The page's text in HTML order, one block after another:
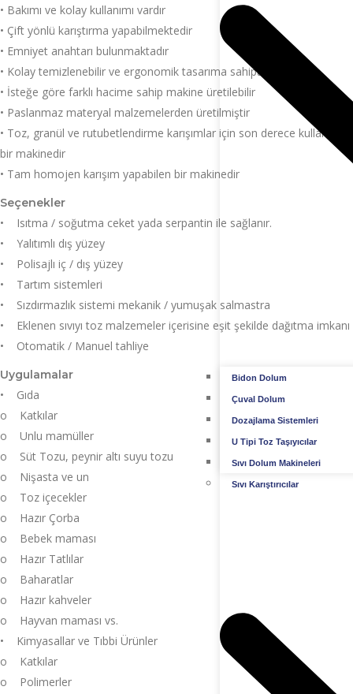
Bidon Dolum
Çuval Dolum
Dozajlama Sistemleri
U Tipi Toz Taşıyıcılar
Sıvı Dolum Makineleri
Sıvı Karıştırıcılar
• Bakımı ve kolay kullanımı vardır
• Çift yönlü karıştırma yapabilmektedir
• Emniyet anahtarı bulunmaktadır
• Kolay temizlenebilir ve ergonomik tasarıma sahiptir
• İsteğe göre farklı hacime sahip makine üretilebilir
• Paslanmaz materyal malzemelerden üretilmiştir
• Toz, granül ve rutubetlendirme karışımlar için son derece kullanışlı
bir makinedir
• Tam homojen karışım yapabilen bir makinedir
Seçenekler
• Isıtma / soğutma ceket yada serpantin ile sağlanır.
• Yalıtımlı dış yüzey
• Polisajlı iç / dış yüzey
• Tartım sistemleri
• Sızdırmazlık sistemi mekanik / yumuşak salmastra
• Eklenen sıvıyı toz malzemeler içerisine eşit şekilde dağıtma imkanı
• Otomatik / Manuel tahliye
Uygulamalar
• Gıda
o Katkılar
o Unlu mamüller
o Süt Tozu, peynir altı suyu tozu
o Nişasta ve un
o Toz içecekler
o Hazır Çorba
o Bebek maması
o Hazır Tatlılar
o Baharatlar
o Hazır kahveler
o Hayvan maması vs.
• Kimyasallar ve Tıbbi Ürünler
o Katkılar
o Polimerler